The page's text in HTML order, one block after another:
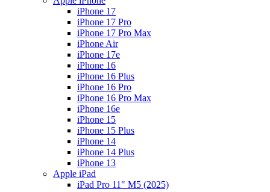
iPhone 17
iPhone 17 Pro
iPhone 17 Pro Max
iPhone Air
iPhone 17e
iPhone 16
iPhone 16 Plus
iPhone 16 Pro
iPhone 16 Pro Max
iPhone 16e
iPhone 15
iPhone 15 Plus
iPhone 14
iPhone 14 Plus
iPhone 13
Apple iPad
iPad Pro 11" M5 (2025)